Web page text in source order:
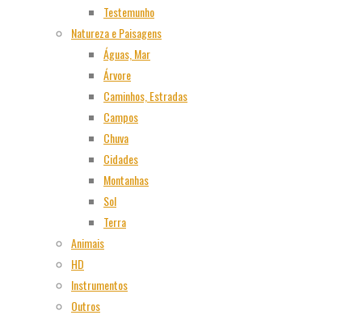
Testemunho
Natureza e Paisagens
Águas, Mar
Árvore
Caminhos, Estradas
Campos
Chuva
Cidades
Montanhas
Sol
Terra
Animais
HD
Instrumentos
Outros